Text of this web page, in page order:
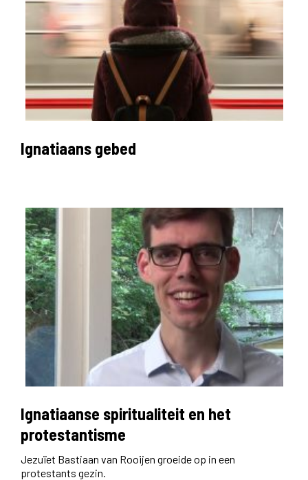
Ignatiaans gebed
Ignatiaanse spiritualiteit en het
protestantisme
Jezuïet Bastiaan van Rooijen groeide op in een
protestants gezin.